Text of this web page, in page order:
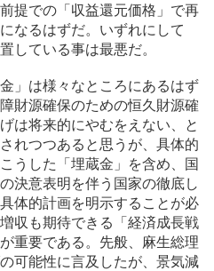
提での「収益還元価格」で再
なるはずだ。いずれにして
している事は最悪だ。
」は様々なところにあるはず
財源確保のための恒久財源確
は将来的にやむをえない、と
れつつあると思うが、具体的
うした「埋蔵金」を含め、国
決意表明を伴う国家の徹底し
体的計画を明示することが必
収も期待できる「経済成長戦
重要である。先般、麻生総理
可能性に言及したが、景気減